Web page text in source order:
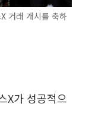
거래 개시를 축하
X가 성공적으